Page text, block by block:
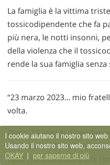
La famiglia è la vittima
tossicodipendente che fa
più nera, le notti insonni,
della violenza che il
rende la sua famiglia senza
“23 marzo 2023... mio
volta.
Dopo 20 anni di
ritrovato un fratello che
figlio che mia madre era
I cookie aiutano il nostro sito
Usando il nostro sito web,
OKAY | per saperne di più